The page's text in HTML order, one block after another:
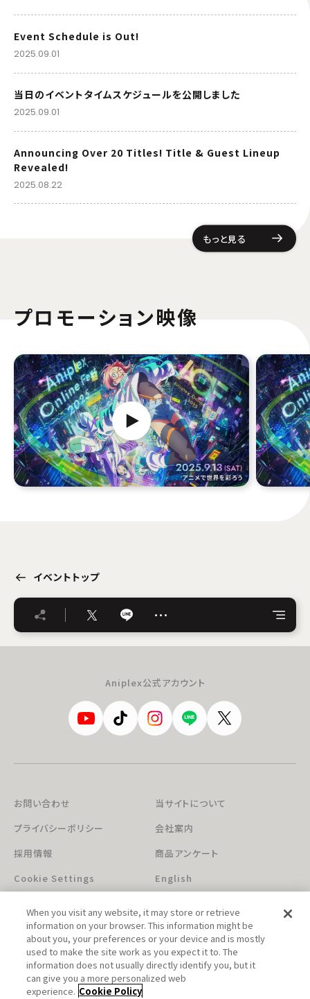
Event Schedule is Out!
2025.09.01
当日のイベントタイムスケジュールを公開しました
2025.09.01
Announcing Over 20 Titles! Title & Guest Lineup
Revealed!
2025.08.22
もっと見る
プロモーション映像
イベントトップ
…
Aniplex公式アカウント
お問い合わせ
当サイトについて
プライバシーポリシー
会社案内
採用情報
商品アンケート
Cookie Settings
English
このホームページに掲載されている著作物の無断利用を禁じます。
When you visit any website, it may store or retrieve
information on your browser. This information might be
about you, your preferences or your device and is mostly
used to make the site work as you expect it to. The
information does not usually directly identify you, but it
can give you a more personalized web
experience. Cookie Policy